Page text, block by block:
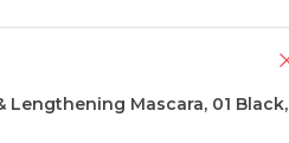
Mascara, 01 Black,